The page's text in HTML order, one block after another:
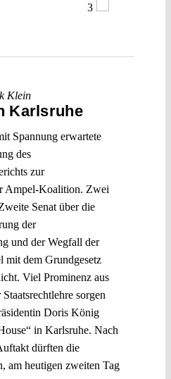
3
Klein
Karlsruhe
Spannung erwartete
des
zur
Ampel-Koalition. Zwei
Senat über die
der
und der Wegfall der
mit dem Grundgesetz
Viel Prominenz aus
sorgen
Doris König
in Karlsruhe. Nach
dürften die
am heutigen zweiten Tag